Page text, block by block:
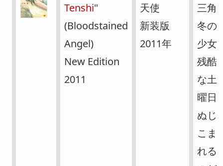
Tenshi"
(Bloodstained
Angel)
New Edition
2011
天使
新装版
2011年
三角
冬の
少女
残酷
な土
曜日
ぬじ
こま
れる